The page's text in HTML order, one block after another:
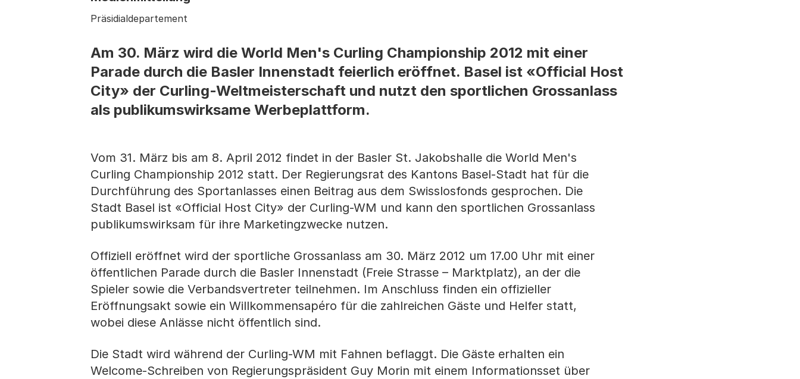
Präsidialdepartement
Am 30. März wird die World Men's Curling Championship 2012 mit einer
Parade durch die Basler Innenstadt feierlich eröffnet. Basel ist «Official Host
City» der Curling-Weltmeisterschaft und nutzt den sportlichen Grossanlass
als publikumswirksame Werbeplattform.
Vom 31. März bis am 8. April 2012 findet in der Basler St. Jakobshalle die World Men's
Curling Championship 2012 statt. Der Regierungsrat des Kantons Basel-Stadt hat für die
Durchführung des Sportanlasses einen Beitrag aus dem Swisslosfonds gesprochen. Die
Stadt Basel ist «Official Host City» der Curling-WM und kann den sportlichen Grossanlass
publikumswirksam für ihre Marketingzwecke nutzen.
Offiziell eröffnet wird der sportliche Grossanlass am 30. März 2012 um 17.00 Uhr mit einer
öffentlichen Parade durch die Basler Innenstadt (Freie Strasse – Marktplatz), an der die
Spieler sowie die Verbandsvertreter teilnehmen. Im Anschluss finden ein offizieller
Eröffnungsakt sowie ein Willkommensapéro für die zahlreichen Gäste und Helfer statt,
wobei diese Anlässe nicht öffentlich sind.
Die Stadt wird während der Curling-WM mit Fahnen beflaggt. Die Gäste erhalten ein
Welcome-Schreiben von Regierungspräsident Guy Morin mit einem Informationsset über